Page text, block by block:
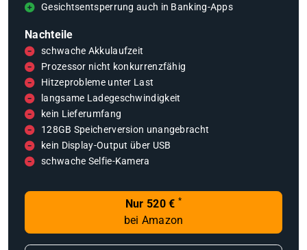
Gesichtsentsperrung auch in Banking-Apps
Nachteile
schwache Akkulaufzeit
Prozessor nicht konkurrenzfähig
Hitzeprobleme unter Last
langsame Ladegeschwindigkeit
kein Lieferumfang
128GB Speicherversion unangebracht
kein Display-Output über USB
schwache Selfie-Kamera
Nur 520 € *
bei Amazon